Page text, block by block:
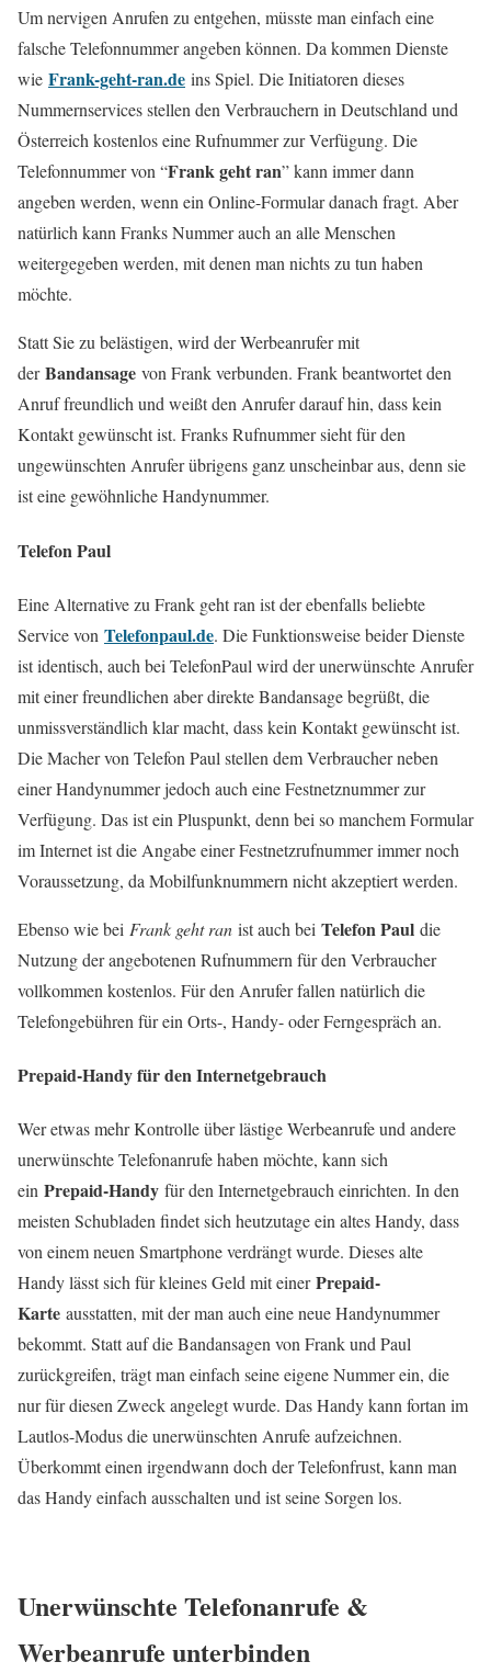
Um nervigen Anrufen zu entgehen, müsste man einfach eine
falsche Telefonnummer angeben können. Da kommen Dienste
wie Frank-geht-ran.de ins Spiel. Die Initiatoren dieses
Nummernservices stellen den Verbrauchern in Deutschland und
Österreich kostenlos eine Rufnummer zur Verfügung. Die
Telefonnummer von “Frank geht ran” kann immer dann
angeben werden, wenn ein Online-Formular danach fragt. Aber
natürlich kann Franks Nummer auch an alle Menschen
weitergegeben werden, mit denen man nichts zu tun haben
möchte.
Statt Sie zu belästigen, wird der Werbeanrufer mit
derBandansage von Frank verbunden. Frank beantwortet den
Anruf freundlich und weißt den Anrufer darauf hin, dass kein
Kontakt gewünscht ist. Franks Rufnummer sieht für den
ungewünschten Anrufer übrigens ganz unscheinbar aus, denn sie
ist eine gewöhnliche Handynummer.
Telefon Paul
Eine Alternative zu Frank geht ran ist der ebenfalls beliebte
Service von Telefonpaul.de. Die Funktionsweise beider Dienste
ist identisch, auch bei TelefonPaul wird der unerwünschte Anrufer
mit einer freundlichen aber direkte Bandansage begrüßt, die
unmissverständlich klar macht, dass kein Kontakt gewünscht ist.
Die Macher von Telefon Paul stellen dem Verbraucher neben
einer Handynummer jedoch auch eine Festnetznummer zur
Verfügung. Das ist ein Pluspunkt, denn bei so manchem Formular
im Internet ist die Angabe einer Festnetzrufnummer immer noch
Voraussetzung, da Mobilfunknummern nicht akzeptiert werden.
Ebenso wie bei Frank geht ran ist auch bei Telefon Paul die
Nutzung der angebotenen Rufnummern für den Verbraucher
vollkommen kostenlos. Für den Anrufer fallen natürlich die
Telefongebühren für ein Orts-, Handy- oder Ferngespräch an.
Prepaid-Handy für den Internetgebrauch
Wer etwas mehr Kontrolle über lästige Werbeanrufe und andere
unerwünschte Telefonanrufe haben möchte, kann sich
ein Prepaid-Handy für den Internetgebrauch einrichten. In den
meisten Schubladen findet sich heutzutage ein altes Handy, dass
von einem neuen Smartphone verdrängt wurde. Dieses alte
Handy lässt sich für kleines Geld mit einerPrepaid-
Karte ausstatten, mit der man auch eine neue Handynummer
bekommt. Statt auf die Bandansagen von Frank und Paul
zurückgreifen, trägt man einfach seine eigene Nummer ein, die
nur für diesen Zweck angelegt wurde. Das Handy kann fortan im
Lautlos-Modus die unerwünschten Anrufe aufzeichnen.
Überkommt einen irgendwann doch der Telefonfrust, kann man
das Handy einfach ausschalten und ist seine Sorgen los.
Unerwünschte Telefonanrufe &
Werbeanrufe unterbinden